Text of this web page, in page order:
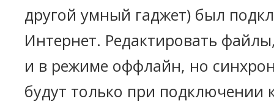
другой умный гаджет) был
Интернет. Редактировать
и в режиме оффлайн, но
будут только при подключении